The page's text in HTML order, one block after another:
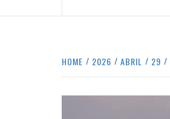
HOME 2026 ABRIL 29